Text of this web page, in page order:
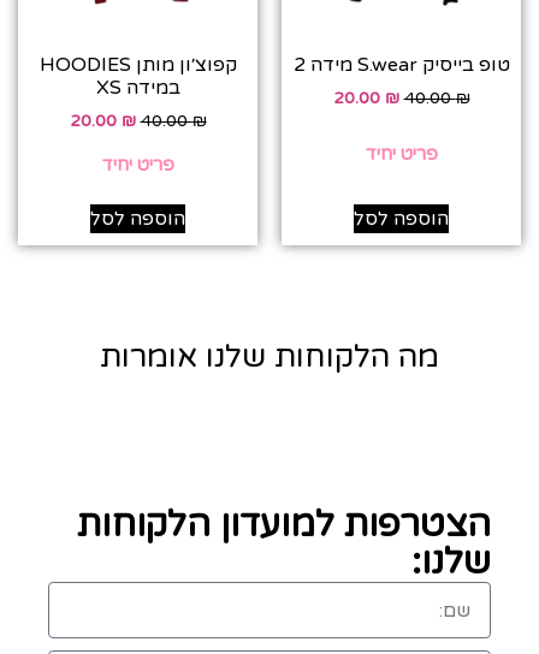
טופ בייסיק S.wear מידה 2
40.00₪
20.00 ₪
פריט יחיד
הוספה לסל
קפוצ׳ון מותן HOODIES
במידה XS
40.00₪
20.00 ₪
פריט יחיד
הוספה לסל
מה הלקוחות שלנו אומרות
הצטרפות למועדון הלקוחות
שלנו: